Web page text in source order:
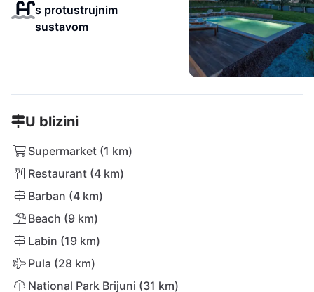
s protustrujnim
sustavom
U blizini
Supermarket (1 km)
Restaurant (4 km)
Barban (4 km)
Beach (9 km)
Labin (19 km)
Pula (28 km)
National Park Brijuni (31 km)